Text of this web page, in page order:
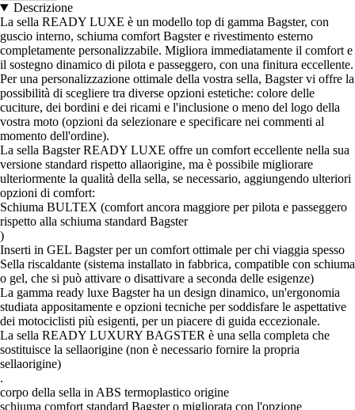
Descrizione
La sella READY LUXE è un modello top di gamma Bagster, con
guscio interno, schiuma comfort Bagster e rivestimento esterno
completamente personalizzabile. Migliora immediatamente il comfort e
il sostegno dinamico di pilota e passeggero, con una finitura eccellente.
Per una personalizzazione ottimale della vostra sella, Bagster vi offre la
possibilità di scegliere tra diverse opzioni estetiche: colore delle
cuciture, dei bordini e dei ricami e l'inclusione o meno del logo della
vostra moto (opzioni da selezionare e specificare nei commenti al
momento dell'ordine).
La sella Bagster READY LUXE offre un comfort eccellente nella sua
versione standard rispetto allaorigine, ma è possibile migliorare
ulteriormente la qualità della sella, se necessario, aggiungendo ulteriori
opzioni di comfort:
Schiuma BULTEX (comfort ancora maggiore per pilota e passeggero
rispetto alla schiuma standard Bagster
)
Inserti in GEL Bagster per un comfort ottimale per chi viaggia spesso
Sella riscaldante (sistema installato in fabbrica, compatible con schiuma
o gel, che si può attivare o disattivare a seconda delle esigenze)
La gamma ready luxe Bagster ha un design dinamico, un'ergonomia
studiata appositamente e opzioni tecniche per soddisfare le aspettative
dei motociclisti più esigenti, per un piacere di guida eccezionale.
La sella READY LUXURY BAGSTER è una sella completa che
sostituisce la sellaorigine (non è necessario fornire la propria
sellaorigine)
.
corpo della sella in ABS termoplastico origine
schiuma comfort standard Bagster o migliorata con l'opzione